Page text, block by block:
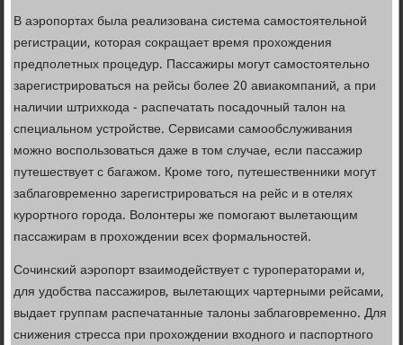
В аэропортах была реализована система самостоятельной
регистрации, которая сокращает время прохождения
предполетных процедур. Пассажиры могут самостоятельно
зарегистрироваться на рейсы более 20 авиакомпаний, а при
наличии штрихкода - распечатать посадочный талон на
специальном устройстве. Сервисами самообслуживания
можно воспользоваться даже в том случае, если пассажир
путешествует с багажом. Кроме того, путешественники могут
заблаговременно зарегистрироваться на рейс и в отелях
курортного города. Волонтеры же помогают вылетающим
пассажирам в прохождении всех формальностей.
Сочинский аэропорт взаимодействует с туроператорами и,
для удобства пассажиров, вылетающих чартерными рейсами,
выдает группам распечатанные талоны заблаговременно. Для
снижения стресса при прохождении входного и паспортного